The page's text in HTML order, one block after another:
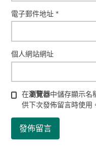
電子郵件地址*
個人網站網址
在瀏覽器中儲存顯示名
供下次發佈留言時使用